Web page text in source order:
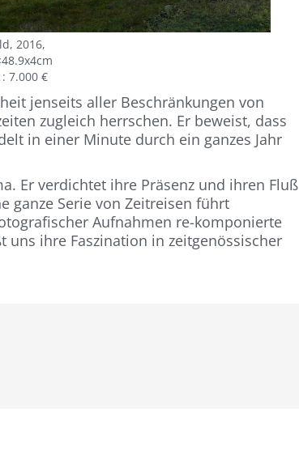
2016,
7.000 €
jenseits aller Beschränkungen von
zugleich herrschen. Er beweist, dass
in einer Minute durch ein ganzes Jahr
Er verdichtet ihre Präsenz und ihren Fluß
ganze Serie von Zeitreisen führt
Aufnahmen re-komponierte
uns ihre Faszination in zeitgenössischer